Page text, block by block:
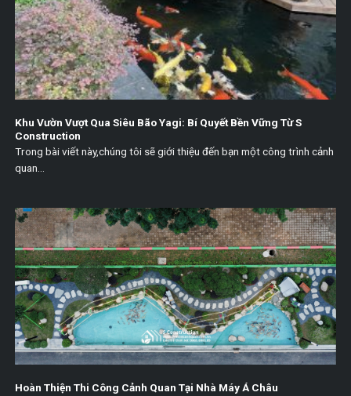
Khu Vườn Vượt Qua Siêu Bão Yagi: Bí Quyết Bền Vững Từ S
Construction
Trong bài viết này,chúng tôi sẽ giới thiệu đến bạn một công trình cảnh
quan...
Hoàn Thiện Thi Công Cảnh Quan Tại Nhà Máy Á Châu